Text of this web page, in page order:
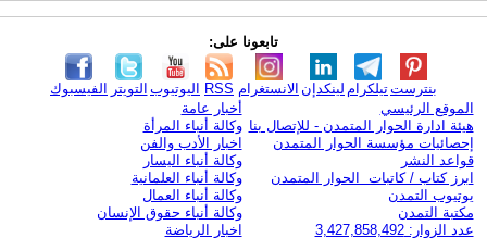
تابعونا على:
الفيسبوك التويتر اليوتيوب RSS الانستغرام لينكدإن تيلكرامبنترست
الموقع الرئيسي
هيئة ادارة الحوار المتمدن - للإتصال بنا
إحصائيات مؤسسة الحوار المتمدن
قواعد النشر
ابرز كتاب / كاتبات الحوار المتمدن
يوتيوب التمدن
مكتبة التمدن
عدد الزوار: 3,427,858,492
أخبار عامة
وكالة أنباء المرأة
اخبار الأدب والفن
وكالة أنباء اليسار
وكالة أنباء العلمانية
وكالة أنباء العمال
وكالة أنباء حقوق الإنسان
اخبار الرياضة